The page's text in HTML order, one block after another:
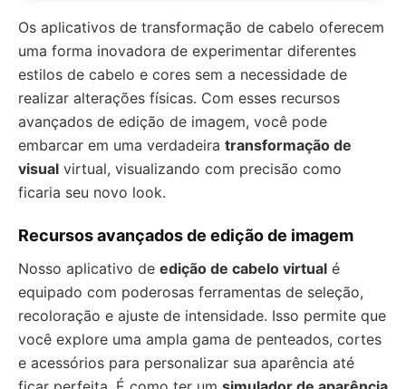
Os aplicativos de transformação de cabelo oferecem
uma forma inovadora de experimentar diferentes
estilos de cabelo e cores sem a necessidade de
realizar alterações físicas. Com esses recursos
avançados de edição de imagem, você pode
embarcar em uma verdadeira transformação de
visual virtual, visualizando com precisão como
ficaria seu novo look.
Recursos avançados de edição de imagem
Nosso aplicativo de edição de cabelo virtual é
equipado com poderosas ferramentas de seleção,
recoloração e ajuste de intensidade. Isso permite que
você explore uma ampla gama de penteados, cortes
e acessórios para personalizar sua aparência até